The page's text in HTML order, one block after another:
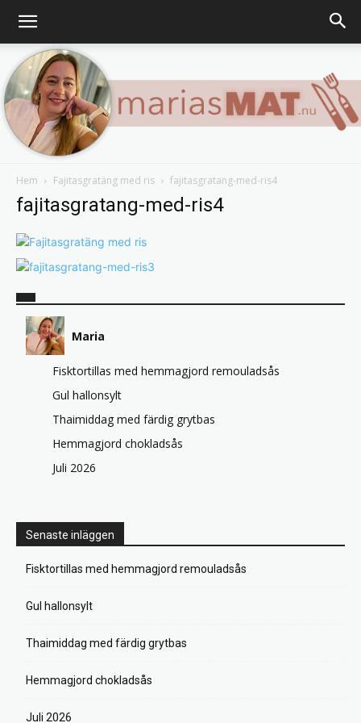
Marias
Hem Fajitasgratäng med ris fajitasgratang-med-ris4
fajitasgratang-med-ris4
Maria
Fisktortillas med hemmagjord remouladsås
Gul hallonsylt
Thaimiddag med färdig grytbas
Hemmagjord chokladsås
Juli 2026
Senaste inläggen
Fisktortillas med hemmagjord remouladsås
Gul hallonsylt
Thaimiddag med färdig grytbas
Hemmagjord chokladsås
Juli 2026